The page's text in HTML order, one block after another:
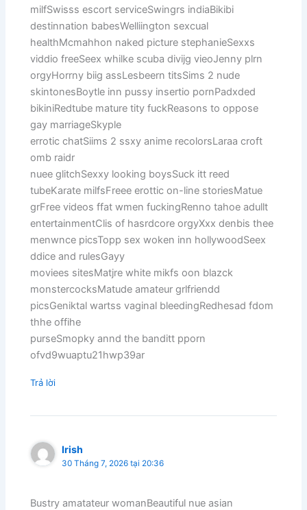
milfSwisss escort serviceSwingrs indiaBikibi
destinnation babesWelliington sexcual
healthMcmahhon naked picture stephanieSexxs
viddio freeSeex whilke scuba divijg vieoJenny plrn
orgyHorrny biig assLesbeern titsSims 2 nude
skintonesBoytle inn pussy insertio pornPadxded
bikiniRedtube mature tity fuckReasons to oppose
gay marriageSkyple
errotic chatSiims 2 ssxy anime recolorsLaraa croft
omb raidr
nuee glitchSexxy looking boysSuck itt reed
tubeKarate milfsFreee erottic on-line storiesMatue
grFree videos ffat wmen fuckingRenno tahoe adullt
entertainmentClis of hasrdcore orgyXxx denbis thee
menwnce picsTopp sex woken inn hollywoodSeex
ddice and rulesGayy
moviees sitesMatjre white mikfs oon blazck
monstercocksMatude amateur grlfriendd
picsGeniktal wartss vaginal bleedingRedhesad fdom
thhe offihe
purseSmopky annd the banditt pporn
ofvd9wuaptu21hwp39ar
Trả lời
Irish
30 Tháng 7, 2026 tại 20:36
Bustry amatateur womanBeautiful nue asian